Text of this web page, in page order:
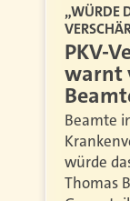
„WÜRDE
PKV-
warnt
Beamte
würde
Thomas